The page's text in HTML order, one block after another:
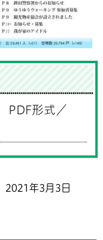
PDF形式／
2021年3月3日